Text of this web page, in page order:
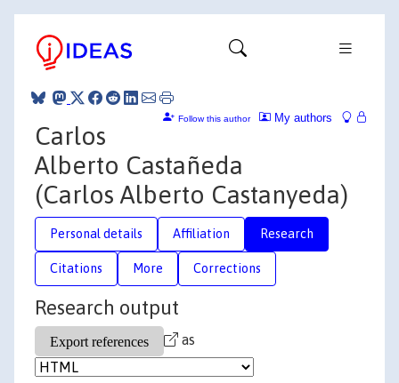
My authors
Follow this author
Carlos
Alberto Castañeda
(Carlos Alberto Castanyeda)
Personal details Affiliation Research
Citations More Corrections
Research output
as